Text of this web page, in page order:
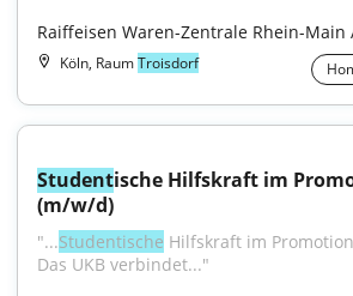
Raiffeisen Waren-Zentrale Rhein-Main
Köln, RaumTroisdorf
Studentische Hilfskraft im
(m/w/d)
"...Studentische Hilfskraft im
Das UKB verbindet..."